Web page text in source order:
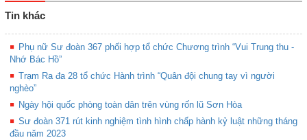
Tin khác
Phụ nữ Sư đoàn 367 phối hợp tổ chức Chương trình “Vui Trung thu -
Nhớ Bác Hồ”
Trạm Ra đa 28 tổ chức Hành trình “Quân đội chung tay vì người
nghèo”
Ngày hội quốc phòng toàn dân trên vùng rốn lũ Sơn Hòa
Sư đoàn 371 rút kinh nghiệm tình hình chấp hành kỷ luật những tháng
đầu năm 2023